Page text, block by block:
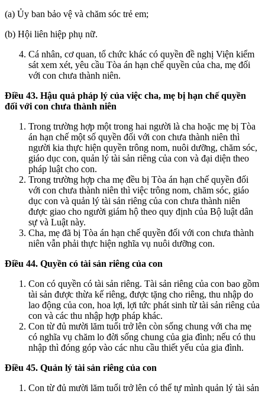
(a) Ủy ban bảo vệ và chăm sóc trẻ em;
(b) Hội liên hiệp phụ nữ.
Cá nhân, cơ quan, tổ chức khác có quyền đề nghị Viện kiểm
sát xem xét, yêu cầu Tòa án hạn chế quyền của cha, mẹ đối
với con chưa thành niên.
Điều 43. Hậu quả pháp lý của việc cha, mẹ bị hạn chế quyền
đối với con chưa thành niên
Trong trường hợp một trong hai người là cha hoặc mẹ bị Tòa
án hạn chế một số quyền đối với con chưa thành niên thì
người kia thực hiện quyền trông nom, nuôi dưỡng, chăm sóc,
giáo dục con, quản lý tài sản riêng của con và đại diện theo
pháp luật cho con.
Trong trường hợp cha mẹ đều bị Tòa án hạn chế quyền đối
với con chưa thành niên thì việc trông nom, chăm sóc, giáo
dục con và quản lý tài sản riêng của con chưa thành niên
được giao cho người giám hộ theo quy định của Bộ luật dân
sự và Luật này.
Cha, mẹ đã bị Tòa án hạn chế quyền đối với con chưa thành
niên vẫn phải thực hiện nghĩa vụ nuôi dưỡng con.
Điều 44. Quyền có tài sản riêng của con
Con có quyền có tài sản riêng. Tài sản riêng của con bao gồm
tài sản được thừa kế riêng, được tặng cho riêng, thu nhập do
lao động của con, hoa lợi, lợi tức phát sinh từ tài sản riêng của
con và các thu nhập hợp pháp khác.
Con từ đủ mười lăm tuổi trở lên còn sống chung với cha mẹ
có nghĩa vụ chăm lo đời sống chung của gia đình; nếu có thu
nhập thì đóng góp vào các nhu cầu thiết yếu của gia đình.
Điều 45. Quản lý tài sản riêng của con
Con từ đủ mười lăm tuổi trở lên có thể tự mình quản lý tài sản